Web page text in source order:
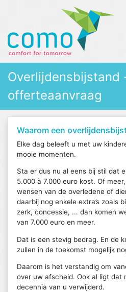
Overlijdensbijstand
offerteaanvraag
Waarom een
Elke dag beleeft u met uw
mooie momenten.
Sta er dus nu al eens bij stil dat
5.000 à 7.000 euro kost. Of
wensen van de overledene of
daarbij nog enkele extra’s zoals
zerk, concessie, ... dan komen
van 7.000 euro en meer.
Dat is een stevig bedrag. En de
zullen in de toekomst mogelijk
Daarom is het verstandig om
over uw afscheid. Ook al ligt dat
decennia van u verwijderd.